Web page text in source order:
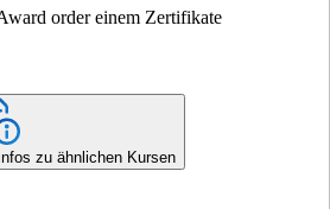
order einem Zertifikate
Infos zu ähnlichen Kursen